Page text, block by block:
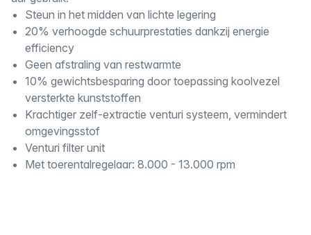
Steun in het midden van lichte legering
20% verhoogde schuurprestaties dankzij energie
efficiency
Geen afstraling van restwarmte
10% gewichtsbesparing door toepassing koolvezel
versterkte kunststoffen
Krachtiger zelf-extractie venturi systeem, vermindert
omgevingsstof
Venturi filter unit
Met toerentalregelaar: 8.000 - 13.000 rpm